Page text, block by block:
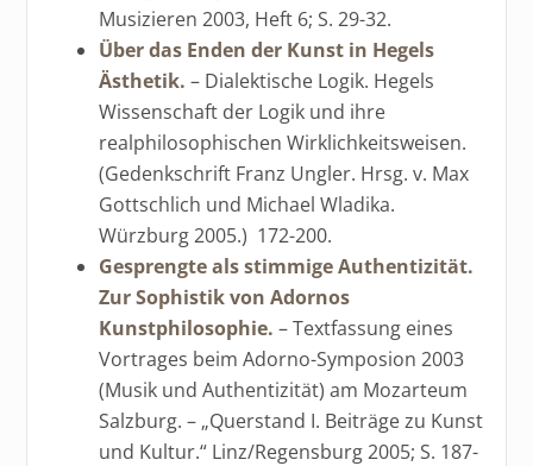
Musizieren 2003, Heft 6; S. 29-32.
Über das Enden der Kunst in Hegels
Ästhetik. – Dialektische Logik. Hegels
Wissenschaft der Logik und ihre
realphilosophischen Wirklichkeitsweisen.
(Gedenkschrift Franz Ungler. Hrsg. v. Max
Gottschlich und Michael Wladika.
Würzburg 2005.) 172-200.
Gesprengte als stimmige Authentizität.
Zur Sophistik von Adornos
Kunstphilosophie. – Textfassung eines
Vortrages beim Adorno-Symposion 2003
(Musik und Authentizität) am Mozarteum
Salzburg. – „Querstand I. Beiträge zu Kunst
und Kultur.“ Linz/Regensburg 2005; S. 187-